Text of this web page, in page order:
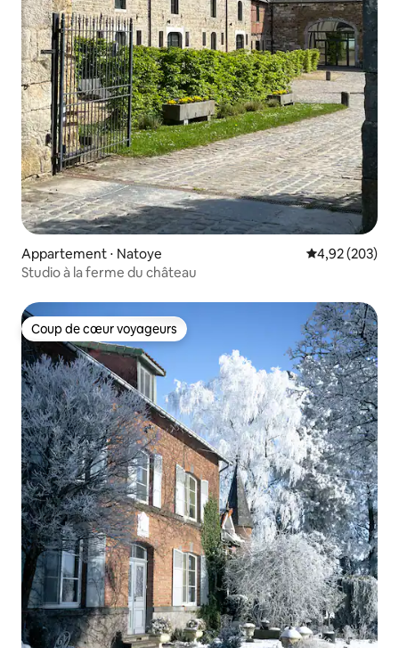
Appartement ⋅ Natoye Évaluation
4,92 (203)
Studio à la ferme du château
Coup de cœur voyageurs
Coup de cœur voyageurs